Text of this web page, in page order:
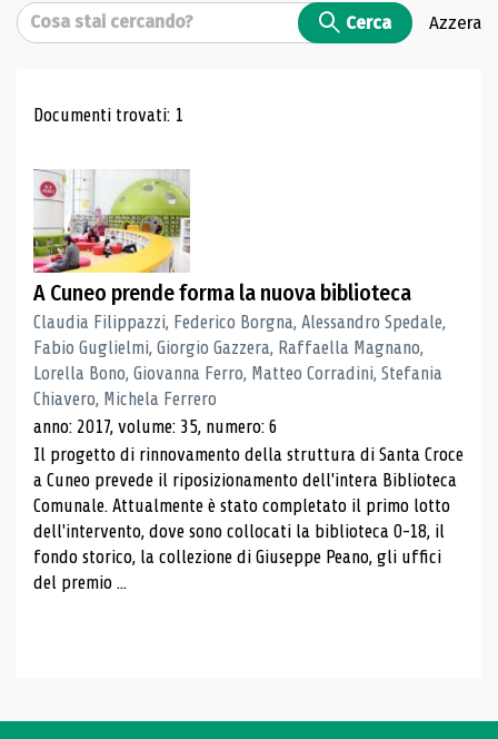
Cerca Cerca Azzera
Risultati di ricerca
Documenti trovati: 1
A Cuneo prende forma la nuova biblioteca
Claudia Filippazzi, Federico Borgna, Alessandro Spedale,
Fabio Guglielmi, Giorgio Gazzera, Raffaella Magnano,
Lorella Bono, Giovanna Ferro, Matteo Corradini, Stefania
Chiavero, Michela Ferrero
anno: 2017, volume: 35, numero: 6
Il progetto di rinnovamento della struttura di Santa Croce
a Cuneo prevede il riposizionamento dell'intera Biblioteca
Comunale. Attualmente è stato completato il primo lotto
dell'intervento, dove sono collocati la biblioteca 0-18, il
fondo storico, la collezione di Giuseppe Peano, gli uffici
del premio ...